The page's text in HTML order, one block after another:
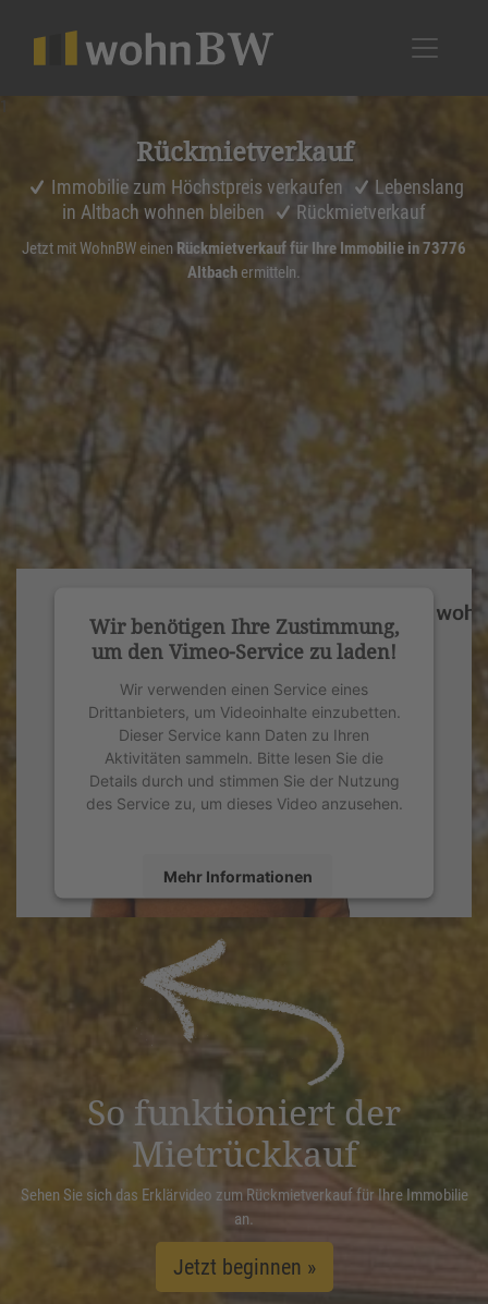
Rückmiet­ver­kauf
Immobilie zum Höchstpreis verkaufen
Lebenslang
in Altbach wohnen bleiben
Rückmietverkauf
Jetzt mit WohnBW einen Rückmietverkauf für Ihre Immobilie in 73776
Altbach ermitteln.
Wir benötigen Ihre Zustimmung,
um den Vimeo-Service zu laden!
Wir verwenden einen Service eines
Drittanbieters, um Videoinhalte einzubetten.
Dieser Service kann Daten zu Ihren
Aktivitäten sammeln. Bitte lesen Sie die
Details durch und stimmen Sie der Nutzung
des Service zu, um dieses Video anzusehen.
Mehr Informationen
powered by
Management Platform
So funktioniert der
Mietrückkauf
Sehen Sie sich das Erklärvideo zum Rückmietverkauf für Ihre Immobilie
an.
Jetzt beginnen »